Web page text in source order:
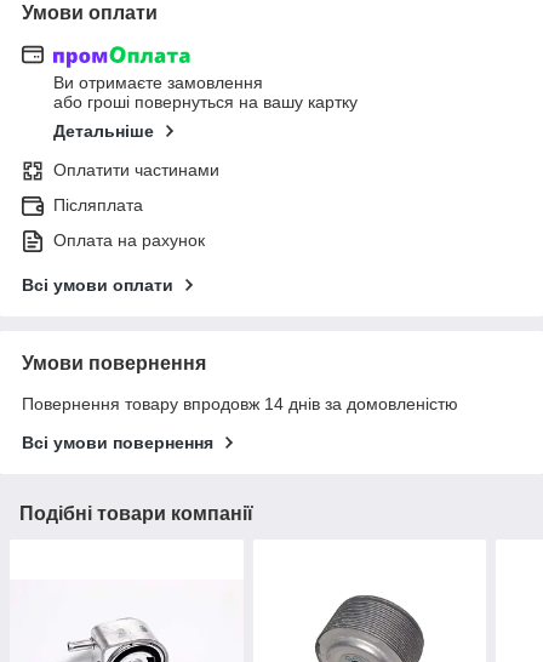
Умови оплати
Ви отримаєте замовлення
або гроші повернуться на вашу картку
Детальніше
Оплатити частинами
Післяплата
Оплата на рахунок
Всі умови оплати
Умови повернення
Повернення товару впродовж 14 днів за домовленістю
Всі умови повернення
Подібні товари компанії